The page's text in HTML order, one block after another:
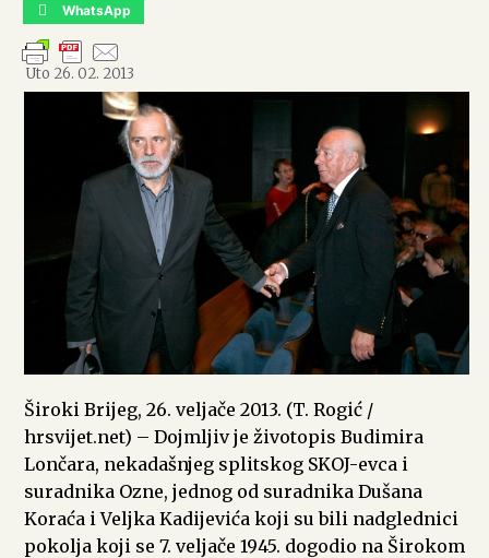
WhatsApp
Uto 26. 02. 2013
Široki Brijeg, 26. veljače 2013. (T. Rogić /
hrsvijet.net) – Dojmljiv je životopis Budimira
Lončara, nekadašnjeg splitskog SKOJ-evca i
suradnika Ozne, jednog od suradnika Dušana
Koraća i Veljka Kadijevića koji su bili nadglednici
pokolja koji se 7. veljače 1945. dogodio na Širokom